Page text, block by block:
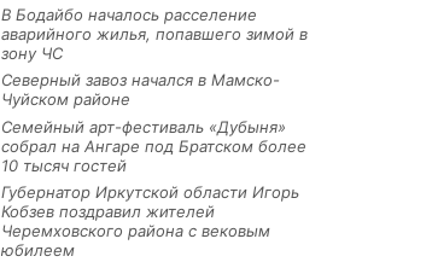
В Бодайбо началось расселение
аварийного жилья, попавшего зимой в
зону ЧС
Северный завоз начался в Мамско-
Чуйском районе
Семейный арт-фестиваль «Дубыня»
собрал на Ангаре под Братском более
10 тысяч гостей
Губернатор Иркутской области Игорь
Кобзев поздравил жителей
Черемховского района с вековым
юбилеем